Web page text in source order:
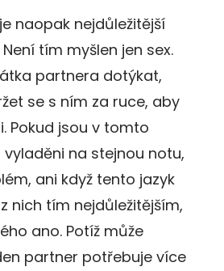
naopak nejdůležitější
tím myšlen jen sex.
partnera dotýkat,
se s ním za ruce, aby
Pokud jsou v tomto
na stejnou notu,
ani když tento jazyk
nich tím nejdůležitějším,
ano. Potíž může
partner potřebuje více